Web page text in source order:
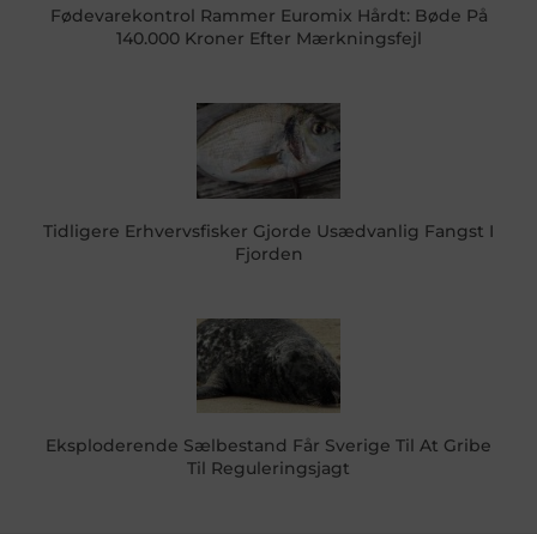
Fødevarekontrol Rammer Euromix Hårdt: Bøde På
140.000 Kroner Efter Mærkningsfejl
Tidligere Erhvervsfisker Gjorde Usædvanlig Fangst I
Fjorden
Eksploderende Sælbestand Får Sverige Til At Gribe
Til Reguleringsjagt